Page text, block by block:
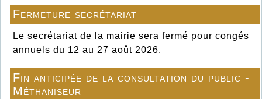
Fermeture secrétariat
Le secrétariat de la mairie sera fermé pour congés
annuels du 12 au 27 août 2026.
Fin anticipée de la consultation du public -
Méthaniseur